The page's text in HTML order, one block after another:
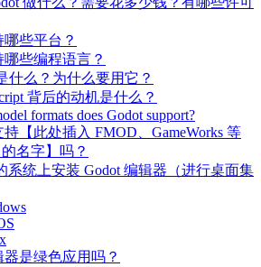
哪些平台？
哪些编程语言？
什么？为什么要用它？
背后的动机是什么？
formats does Godot support?
持【此处插入 FMOD、GameWorks 等
名字】吗？
系统上安装 Godot 编辑器（进行桌面集
器是绿色应用吗？